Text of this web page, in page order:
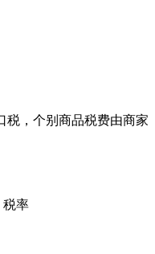
税，个别商品税费由商家
税率